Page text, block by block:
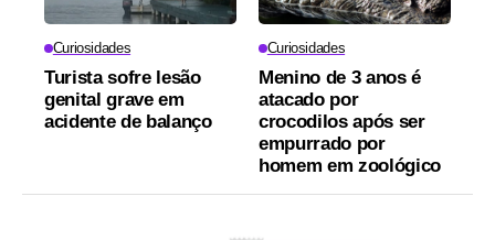
Curiosidades
Turista sofre lesão
genital grave em
acidente de balanço
Curiosidades
Menino de 3 anos é
atacado por
crocodilos após ser
empurrado por
homem em zoológico